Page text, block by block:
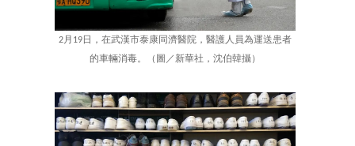
2月19日，在武漢市泰康同濟醫院，醫護人員為運送患者
的車輛消毒。（圖／新華社，沈伯韓攝）